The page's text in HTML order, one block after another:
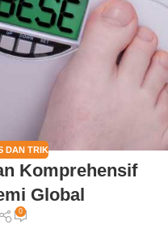
DAN TRIK
Komprehensif
Global
0